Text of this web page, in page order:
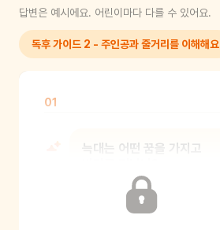
답변은 예시에요. 어린이마다 다를 수 있어요.
독후 가이드 2 - 주인공과 줄거리를 이해해요
01
늑대는 어떤 꿈을 가지고